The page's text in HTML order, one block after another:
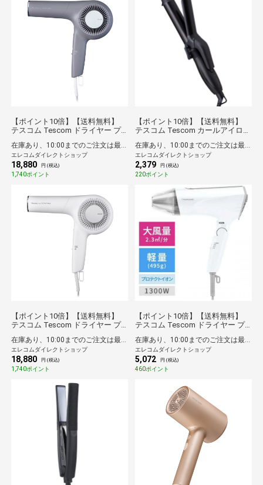
【ポイント10倍】【送料無料】
テスコム Tescom ドライヤー プ
乾 冷温風 Nobby by TESCOM コ
ード長1.7m スモーキーグレー
在庫あり、10:00までのご注文は最短即日発送
エレコムダイレクトショップ
18,880 円 (税込)
1,740ポイント
【ポイント10倍】【送料無料】
テスコム Tescom カールアイロン
ン コンパクト 海外対応 持ち運び
便利 前髪 ショート ボブ対応
190℃ ナノセラミックコーティン
グ 旅行 ブラック
在庫あり、10:00までのご注文は最短即日発送
エレコムダイレクトショップ
2,379 円 (税込)
220ポイント
【ポイント10倍】【送料無料】
テスコム Tescom ドライヤー プ
乾 温冷自動切替モード 高耐久 ス
タンド付属 コード長1.7m Nobby
by TESCOM ホワイトアッシュ
在庫あり、10:00までのご注文は最短即日発送
エレコムダイレクトショップ
18,880 円 (税込)
1,740ポイント
【ポイント10倍】【送料無料】
テスコム Tescom ドライヤー プ
風圧 】 軽量 冷風 折りたたみ ラク
抜きプラグ Speedom ホワイト
在庫あり、10:00までのご注文は最短即日発送
エレコムダイレクトショップ
5,072 円 (税込)
460ポイント